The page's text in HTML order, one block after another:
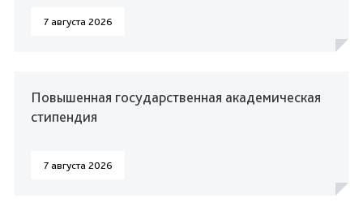
7 августа 2026
Повышенная государственная академическая
стипендия
7 августа 2026